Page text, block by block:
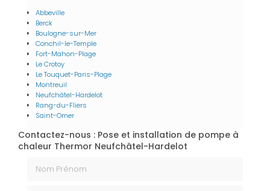
Abbeville
Berck
Boulogne-sur-Mer
Conchil-le-Temple
Fort-Mahon-Plage
Le Crotoy
Le Touquet-Paris-Plage
Montreuil
Neufchâtel-Hardelot
Rang-du-Fliers
Saint-Omer
Contactez-nous : Pose et installation de pompe à
chaleur Thermor Neufchâtel-Hardelot